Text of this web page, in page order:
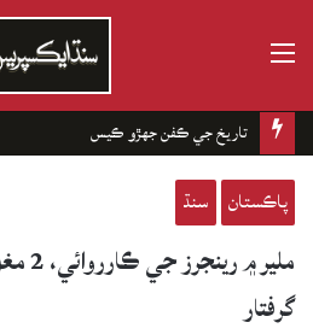
تاريخ جي ڪفن جھڙو ڪيس
پاڪستان سنڌ
گرفتار